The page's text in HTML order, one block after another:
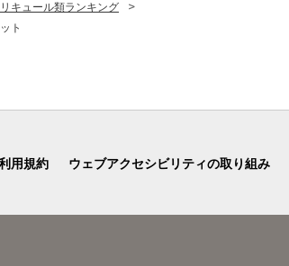
キュール類ランキング
ト
用規約 ウェブアクセシビリティの取り組み